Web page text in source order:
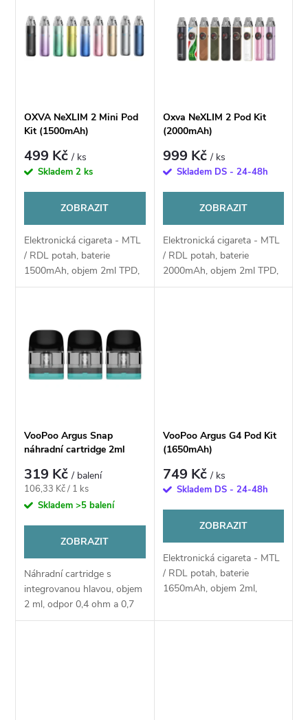
e
í
p
r
d
u
t
ů
Nejprodávanější
Abecedně
ý
p
s
p
r
o
d
u
k
t
OXVA NeXLIM 2 Mini Pod
Kit (1500mAh)
499 Kč/ ks
Skladem2 ks
ZOBRAZIT
Elektronická cigareta - MTL
/ RDL potah, baterie
1500mAh, objem 2ml TPD,
automatické spínání, výkon
dotykové přepínání režimů...
Oxva NeXLIM 2 Pod Kit
(2000mAh)
999 Kč/ ks
Skladem DS - 24-48h
ZOBRAZIT
Elektronická cigareta - MTL
/ RDL potah, baterie
2000mAh, objem 2ml TPD,
automatické a manuální
VooPoo Argus Snap
náhradní cartridge 2ml
319 Kč/ balení
Měrná
cena:
106,33 Kč / 1 ks
Skladem>5 balení
ZOBRAZIT
Náhradní cartridge s
integrovanou hlavou, objem
2 ml, odpor 0,4 ohm a 0,7
ohm a 1,0ohm, mesh
VooPoo Argus G4 Pod Kit
(1650mAh)
749 Kč/ ks
Skladem DS - 24-48h
ZOBRAZIT
Elektronická cigareta - MTL
/ RDL potah, baterie
1650mAh, objem 2ml,
5–35W, tři odpory v jedné